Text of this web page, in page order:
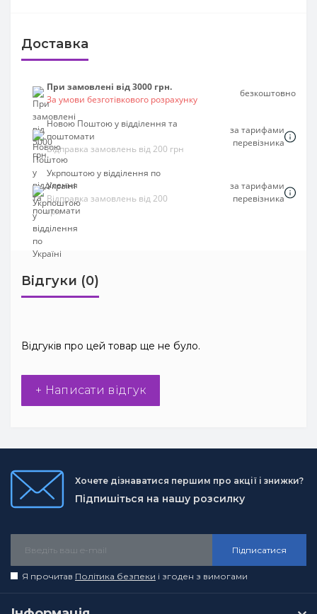
Доставка
При замовлені від 3000 грн.
За умови безготівкового розрахунку
безкоштовно
Новою Поштою у відділення та
поштомати
Відправка замовлень від 200 грн
за тарифами
перевізника
Укрпоштою у відділення по
Україні
Відправка замовлень від 200
грн
за тарифами
перевізника
Відгуки (0)
Відгуків про цей товар ще не було.
+ Написати відгук
Хочете дізнаватися першим про акції і знижки?
Підпишіться на нашу розсилку
Підписатися
Я прочитав Політика безпеки і згоден з вимогами